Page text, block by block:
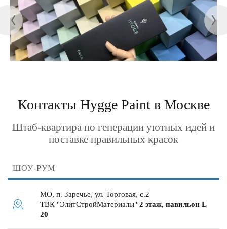
Контакты Hygge Paint в Москве
Штаб-квартира по генерации уютных идей и
поставке правильных красок
ШОУ-РУМ
МО, п. Заречье, ул. Торговая, с.2
ТВК "ЭлитСтройМатериалы" 2 этаж, павильон L
20